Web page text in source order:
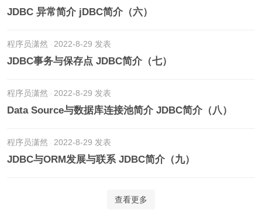
JDBC 异常简介 jDBC简介（六）
程序员潇然 2022-8-29 发表
JDBC事务与保存点 JDBC简介（七）
程序员潇然 2022-8-29 发表
Data Source与数据库连接池简介 JDBC简介（八）
程序员潇然 2022-8-29 发表
JDBC与ORM发展与联系 JDBC简介（九）
查看更多